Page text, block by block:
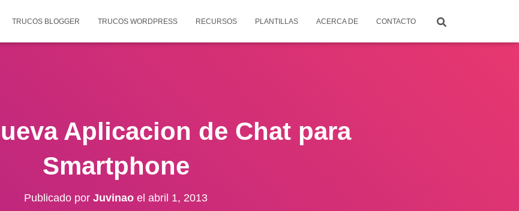
TRUCOS BLOGGER TRUCOS WORDPRESS RECURSOS PLANTILLAS ACERCA DE CONTACTO
Aplicacion de Chat para
Smartphone
Publicado por Juvinao el abril 1, 2013